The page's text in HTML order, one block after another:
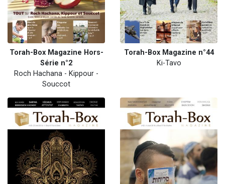
Torah-Box Magazine Hors-
Série n°2
Roch Hachana - Kippour -
Souccot
Torah-Box Magazine n°44
Ki-Tavo